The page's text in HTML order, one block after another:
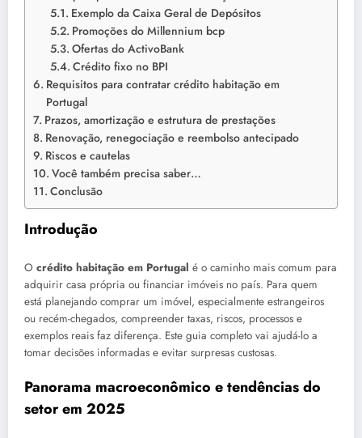
Exemplo da Caixa Geral de Depósitos
Promoções do Millennium bcp
Ofertas do ActivoBank
Crédito fixo no BPI
Requisitos para contratar crédito habitação em
Portugal
Prazos, amortização e estrutura de prestações
Renovação, renegociação e reembolso antecipado
Riscos e cautelas
Você também precisa saber…
Conclusão
Introdução
O crédito habitação em Portugal é o caminho mais comum para
adquirir casa própria ou financiar imóveis no país. Para quem
está planejando comprar um imóvel, especialmente estrangeiros
ou recém-chegados, compreender taxas, riscos, processos e
exemplos reais faz diferença. Este guia completo vai ajudá-lo a
tomar decisões informadas e evitar surpresas custosas.
Panorama macroeconômico e tendências do
setor em 2025